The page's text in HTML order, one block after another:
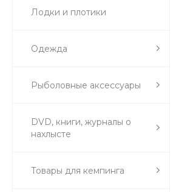
Лодки и плотики
Одежда
Рыболовные аксессуары
DVD, книги, журналы о
нахлысте
Товары для кемпинга